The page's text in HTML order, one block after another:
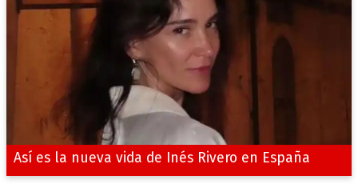
Así es la nueva vida de Inés Rivero en España